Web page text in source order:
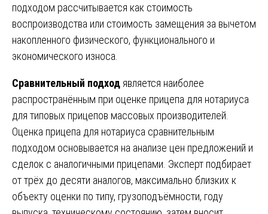
подходом рассчитывается как стоимость
воспроизводства или стоимость замещения за вычетом
накопленного физического, функционального и
экономического износа.
Сравнительный подход является наиболее
распространённым при оценке прицепа для нотариуса
для типовых прицепов массовых производителей.
Оценка прицепа для нотариуса сравнительным
подходом основывается на анализе цен предложений и
сделок с аналогичными прицепами. Эксперт подбирает
от трёх до десяти аналогов, максимально близких к
объекту оценки по типу, грузоподъёмности, году